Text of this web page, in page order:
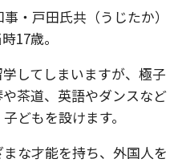
・戸田氏共（うじたか）
17歳。
してしまいますが、極子
茶道、英語やダンスなど
どもを設けます。
な才能を持ち、外国人を